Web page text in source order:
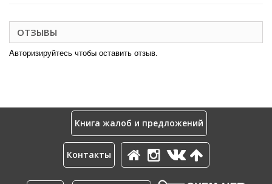
ОТЗЫВЫ
Авторизируйтесь чтобы оставить отзыв.
Книга жалоб и предложений
Контакты